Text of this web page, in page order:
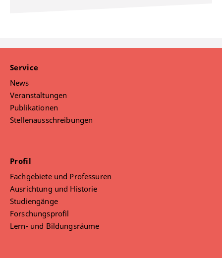
Service
News
Veranstaltungen
Publikationen
Stellenausschreibungen
Profil
Fachgebiete und Professuren
Ausrichtung und Historie
Studiengänge
Forschungsprofil
Lern- und Bildungsräume